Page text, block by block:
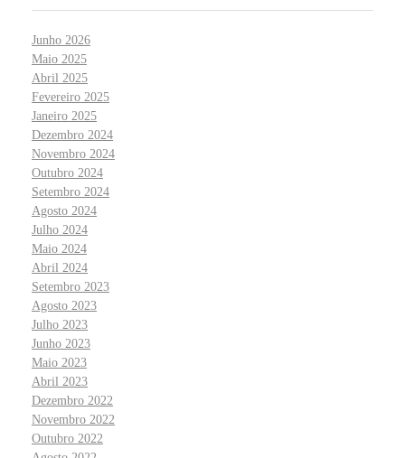
Junho 2026
Maio 2025
Abril 2025
Fevereiro 2025
Janeiro 2025
Dezembro 2024
Novembro 2024
Outubro 2024
Setembro 2024
Agosto 2024
Julho 2024
Maio 2024
Abril 2024
Setembro 2023
Agosto 2023
Julho 2023
Junho 2023
Maio 2023
Abril 2023
Dezembro 2022
Novembro 2022
Outubro 2022